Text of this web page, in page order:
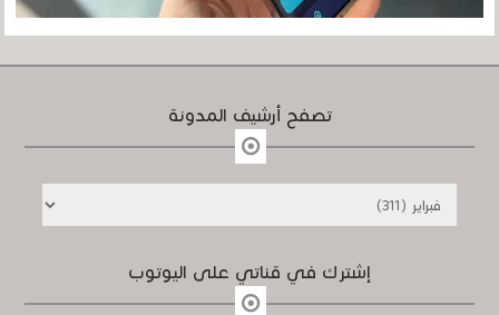
تصفح أرشيف المدونة
إشترك في قناتي على اليوتوب